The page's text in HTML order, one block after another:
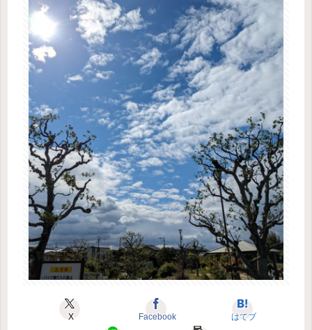
X Facebook はてブ